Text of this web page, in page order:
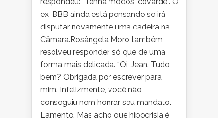
ex-BBB ainda está pensando se irá
disputar novamente uma cadeira na
Câmara.Rosângela Moro também
resolveu responder, só que de uma
forma mais delicada. “Oi, Jean. Tudo
bem? Obrigada por escrever para
mim. Infelizmente, você não
conseguiu nem honrar seu mandato.
Lamento. Mas acho que hipocrisia é